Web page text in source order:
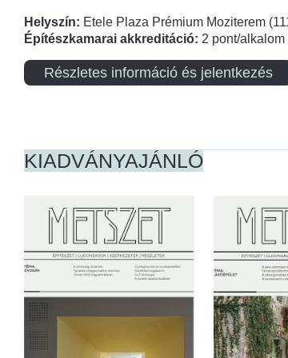
Helyszín: Etele Plaza Prémium Moziterem
Építészkamarai akkreditáció: 2 pont/
Részletes információ és jelentkezés
KIADVÁNYAJÁNLÓ